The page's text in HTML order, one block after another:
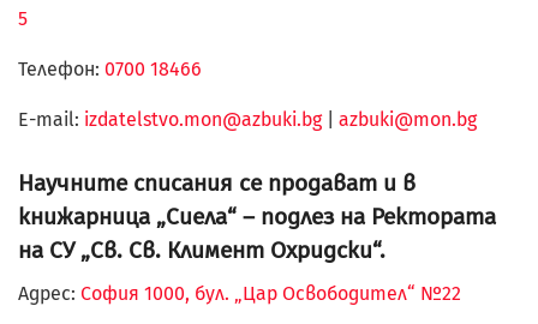
5
Телефон: 0700 18466
Е-mail: izdatelstvo.mon@azbuki.bg| azbuki@mon.bg
Научните списания се продават и в
книжарница „Сиела“ – подлез на Ректората
на СУ „Св. Св. Климент Охридски“.
Адрес: София 1000, бул. „Цар Освободител“ №22